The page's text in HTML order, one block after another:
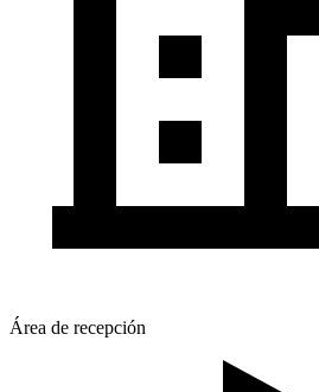
Área de recepción